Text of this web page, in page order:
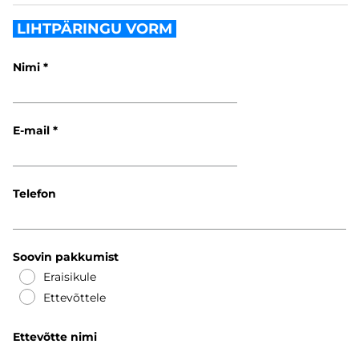
LIHTPÄRINGU VORM
Nimi
E-mail
Telefon
Soovin pakkumist
Eraisikule
Ettevõttele
Ettevõtte nimi